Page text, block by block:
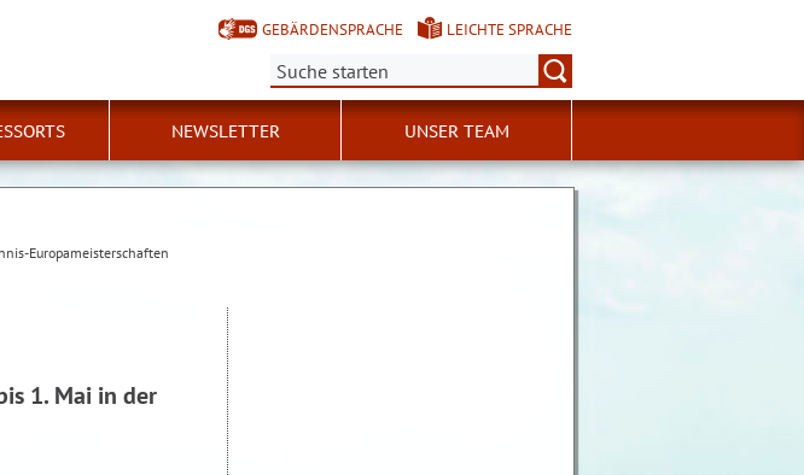
GEBÄRDENSPRACHE
LEICHTE SPRACHE
Suche:
NEWSLETTER UNSER TEAM
Europameisterschaften
1. Mai in der